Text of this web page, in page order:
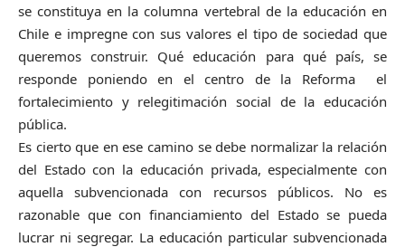
se constituya en la columna vertebral de la educación en
Chile e impregne con sus valores el tipo de sociedad que
queremos construir. Qué educación para qué país, se
responde poniendo en el centro de la Reforma el
fortalecimiento y relegitimación social de la educación
pública.
Es cierto que en ese camino se debe normalizar la relación
del Estado con la educación privada, especialmente con
aquella subvencionada con recursos públicos. No es
razonable que con financiamiento del Estado se pueda
lucrar ni segregar. La educación particular subvencionada